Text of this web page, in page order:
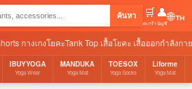
ค้นหา 🛒
ตะกร้า
👤
บัญชี🌐
กางเกงโยคะTank Top เสื้อโยคะ เสื้อออกกำลังก
IBUYYOGA
Yoga Wear
MANDUKA
Yoga Mat
TOESOX
Yoga Socks
Liforme
Yoga Mat